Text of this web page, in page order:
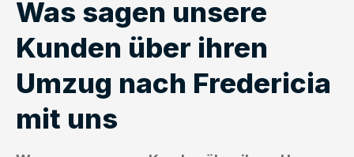
Was sagen unsere
Kunden über ihren
Umzug nach Fredericia
mit uns